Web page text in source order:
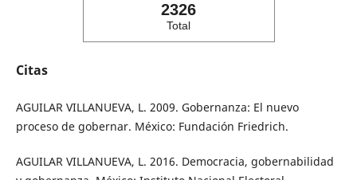
2326
Total
Citas
AGUILAR VILLANUEVA, L. 2009. Gobernanza: El nuevo
proceso de gobernar. México: Fundación Friedrich.
AGUILAR VILLANUEVA, L. 2016. Democracia, gobernabilidad